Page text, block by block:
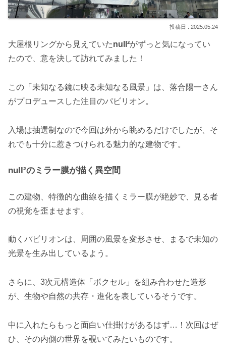
2025.05.24
大屋根リングから見えていたnull²がずっと気になってい
たので、意を決して訪れてみました！
この「未知なる鏡に映る未知なる風景」は、落合陽一さん
がプロデュースした注目のパビリオン。
入場は抽選制なので今回は外から眺めるだけでしたが、そ
れでも十分に惹きつけられる魅力的な建物です。
null²のミラー膜が描く異空間
この建物、特徴的な曲線を描くミラー膜が絶妙で、見る者
の視覚を歪ませます。
動くパビリオンは、周囲の風景を変形させ、まるで未知の
光景を生み出しているよう。
さらに、3次元構造体「ボクセル」を組み合わせた造形
が、生物や自然の共存・進化を表しているそうです。
中に入れたらもっと面白い仕掛けがあるはず…！次回はぜ
ひ、その内側の世界を覗いてみたいものです。